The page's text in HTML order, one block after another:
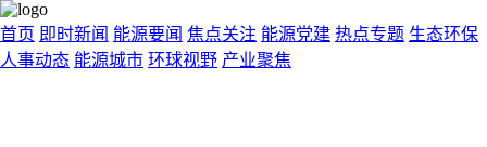
首页 即时新闻 能源要闻 焦点关注 能源党建 热点专题 生态环保
人事动态 能源城市 环球视野 产业聚焦